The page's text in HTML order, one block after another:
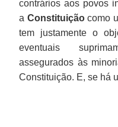
contrários aos povos
a Constituiçãocomo
tem justamente o
eventuais
assegurados às
Constituição. E, se há